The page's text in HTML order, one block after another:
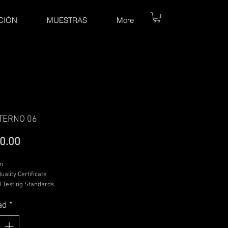
MUESTRAS More
06
Certificate
Testing Standards
*